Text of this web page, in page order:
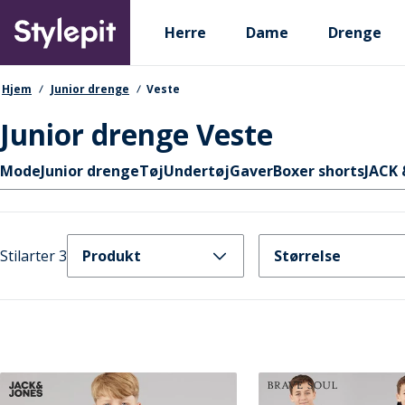
main
content
Primary departments
Herre Dame Drenge
navigationssti
Hjem Junior drenge Veste
Junior drenge Veste
Hurtige links
ModeJunior drengeTøjUndertøjGaverBoxer shortsJACK
Stilarter 3 Produkt Størrelse